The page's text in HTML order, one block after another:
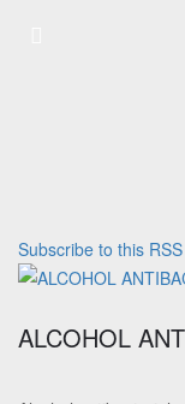
Subscribe to this
ALCOHOL